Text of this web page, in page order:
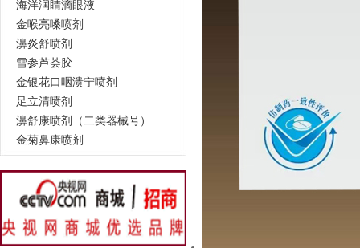
海洋润睛滴眼液
金喉亮嗓喷剂
濞炎舒喷剂
雪参芦荟胶
金银花口咽溃宁喷剂
足立清喷剂
濞舒康喷剂（二类器械号）
金菊鼻康喷剂